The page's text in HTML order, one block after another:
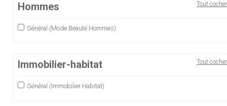
Hommes Tout cocher
Général (Mode Beauté Hommes)
Immobilier-habitat Tout cocher
Général (Immobilier Habitat)